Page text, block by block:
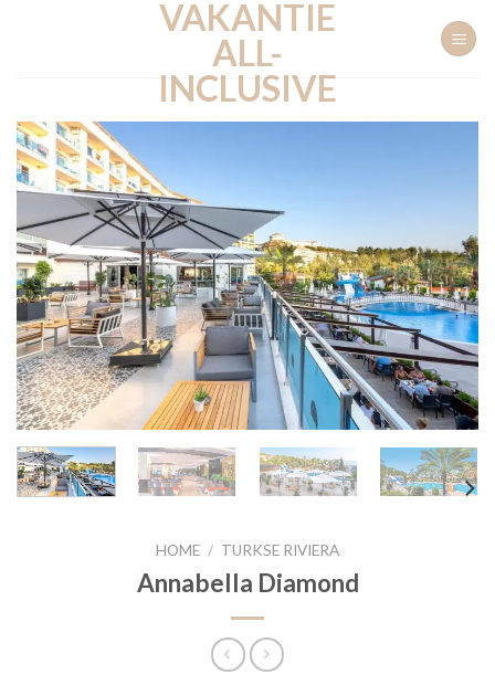
VAKANTIE
ALL-
INCLUSIVE
HOME / TURKSE RIVIERA
Annabella Diamond